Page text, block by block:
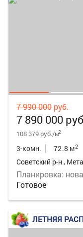
7 990 000 руб.
7 890 000
108 379 руб./м2
3-комн. 72.8 м2
Советский р-н ,
Планировка:
Готовое
ЛЕТНЯЯ